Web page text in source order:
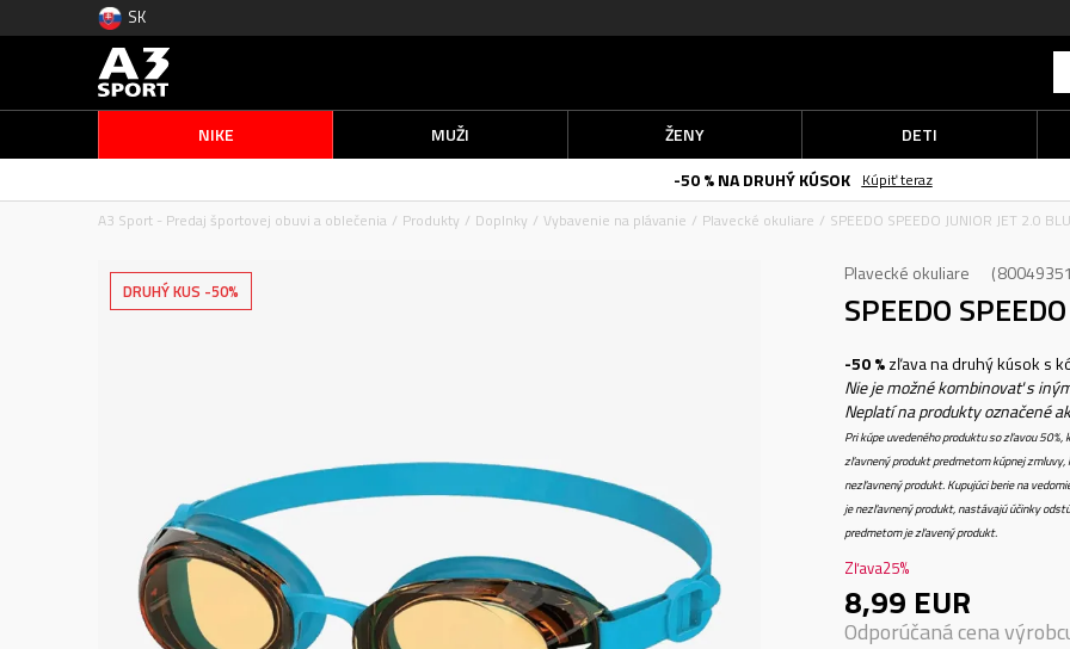
SK
NIKE MUŽI ŽENY DETI
-50 % NA DRUHÝ KÚSOK
Kúpiť teraz
A3 Sport - Predaj športovej obuvi a oblečenia
Produkty Doplnky Vybavenie na plávanie Plavecké okuliare SPEEDO SPEEDO JUNIOR JET 2.0
DRUHÝ KUS -50%
Plavecké okuliare
SPEEDO
-50 %zľava na druhý kúsok s
Nie je možné kombinovať s
Neplatí na produkty označené
Pri kúpe uvedeného produktu so zľavou
zľavnený produkt predmetom kúpnej
nezľavnený produkt. Kupujúci berie na
je nezľavnený produkt, nastávajú účinky
predmetom je zľavený produkt.
Zľava25%
8,99 EUR
Odporúčaná cena